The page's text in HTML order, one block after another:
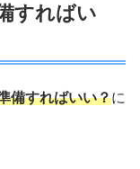
すればい
備すればいい？に